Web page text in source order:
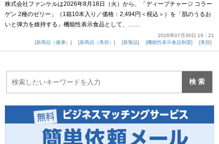
株式会社ファンケルは2026年8月18日（火）から、「ディープチャージ コラー
ゲン 2種のゼリー」（1箱10本入り／価格：2,494円＜税込＞）を「肌のうるお
いと弾力を維持する」機能性表示食品として、……
2026年07月30日 19：21
新商品（健康）
新商品（美容） 新製品 機能性表示食品制度 美容